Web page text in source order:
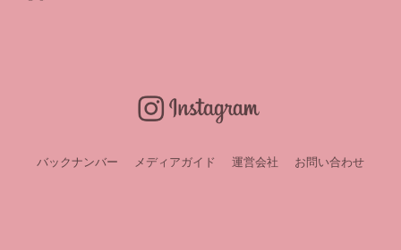
バックナンバー メディアガイド 運営会社 お問い合わせ
LINEお友達会員募集中！